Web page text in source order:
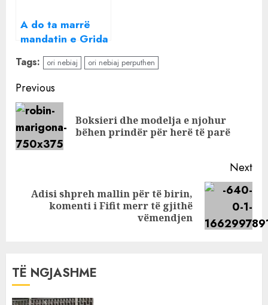
A do ta marrë
mandatin e Grida
Dumës? Reagon
për herë të parë
Ori Nebiaj
Tags: ori nebiaj ori nebiaj perputhen
Continue
Reading
Previous
Boksieri dhe modelja e njohur
bëhen prindër për herë të parë
Next
Next
Adisi shpreh mallin për të birin,
komenti i Fifit merr të gjithë
vëmendjen
TË NGJASHME